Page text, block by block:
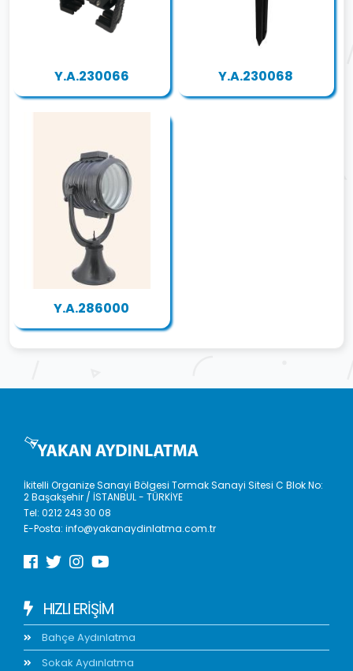
Y.A.230066 Y.A.230068
Y.A.286000
İkitelli Organize Sanayi Bölgesi Tormak Sanayi Sitesi C Blok No:
2 Başakşehir / İSTANBUL - TÜRKİYE
Tel:0212 243 30 08
E-Posta:info@yakanaydinlatma.com.tr
HIZLI ERIŞIM
Bahçe Aydınlatma
Sokak Aydınlatma